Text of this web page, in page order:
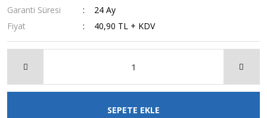
Garanti Süresi
24 Ay
Fiyat
40,90 TL + KDV
SEPETE EKLE